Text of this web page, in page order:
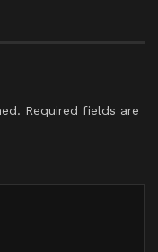
Required fields are